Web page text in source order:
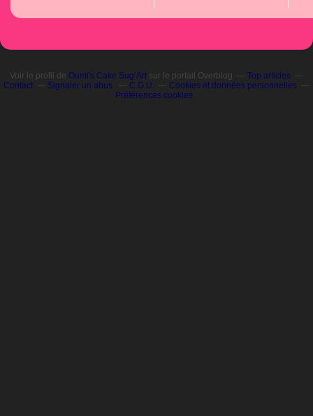
Voir le profil de Oumi's Cake Sug’Art sur le portail Overblog
Top articles
Contact
Signaler un abus C.G.U.
Cookies et données personnelles
Préférences cookies